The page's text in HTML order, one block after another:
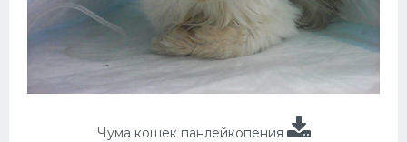
Чума кошек панлейкопения